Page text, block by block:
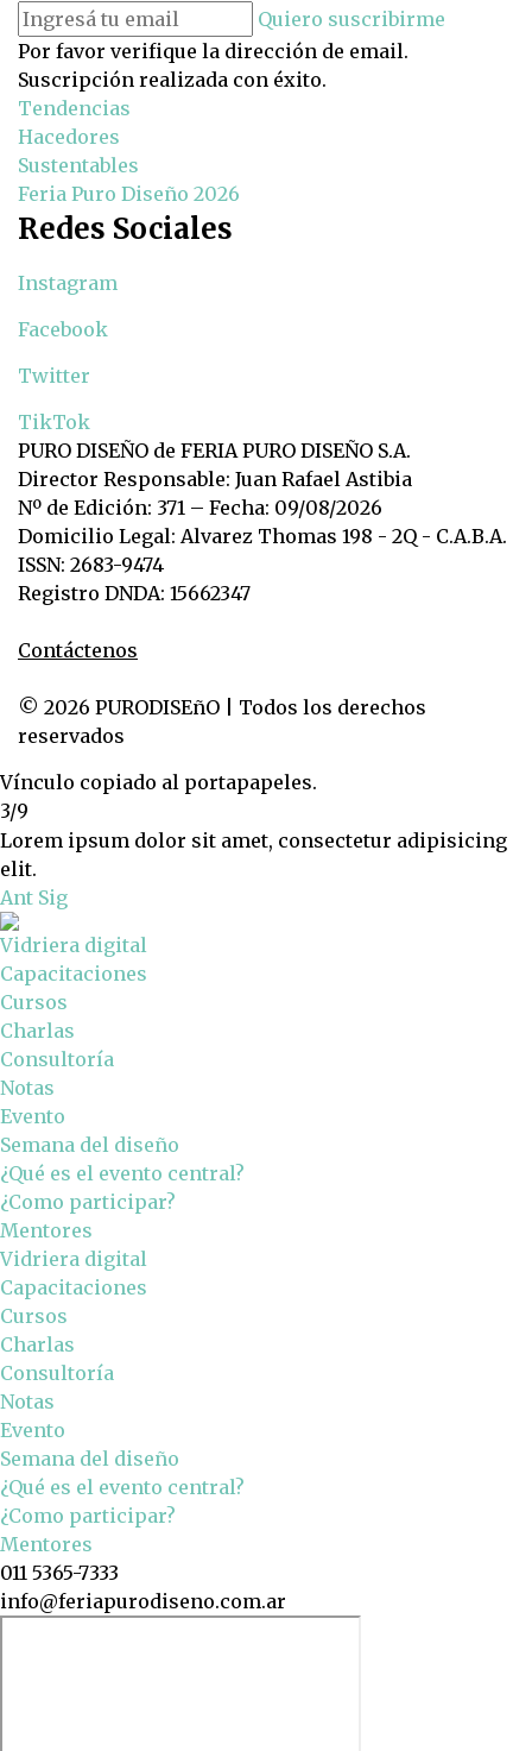
Quiero suscribirme
Por favor verifique la dirección de email.
Suscripción realizada con éxito.
Tendencias
Hacedores
Sustentables
Feria Puro Diseño 2026
Redes Sociales
Instagram
Facebook
Twitter
TikTok
PURO DISEÑO de FERIA PURO DISEÑO S.A.
Director Responsable: Juan Rafael Astibia
Nº de Edición: 371 – Fecha: 09/08/2026
Domicilio Legal: Alvarez Thomas 198 - 2Q - C.A.B.A.
ISSN: 2683-9474
Registro DNDA: 15662347
Contáctenos
© 2026 PURODISEñO | Todos los derechos
reservados
Vínculo copiado al portapapeles.
3/9
Lorem ipsum dolor sit amet, consectetur adipisicing
elit.
Ant Sig
Vidriera digital
Capacitaciones
Cursos
Charlas
Consultoría
Notas
Evento
Semana del diseño
¿Qué es el evento central?
¿Como participar?
Mentores
Vidriera digital
Capacitaciones
Cursos
Charlas
Consultoría
Notas
Evento
Semana del diseño
¿Qué es el evento central?
¿Como participar?
Mentores
011 5365-7333
info@feriapurodiseno.com.ar